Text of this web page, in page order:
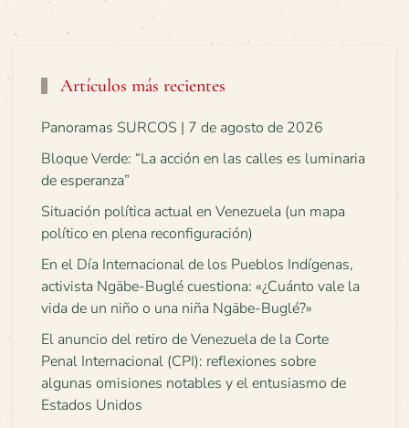
Artículos más recientes
Panoramas SURCOS | 7 de agosto de 2026
Bloque Verde: “La acción en las calles es luminaria
de esperanza”
Situación política actual en Venezuela (un mapa
político en plena reconfiguración)
En el Día Internacional de los Pueblos Indígenas,
activista Ngäbe-Buglé cuestiona: «¿Cuánto vale la
vida de un niño o una niña Ngäbe-Buglé?»
El anuncio del retiro de Venezuela de la Corte
Penal Internacional (CPI): reflexiones sobre
algunas omisiones notables y el entusiasmo de
Estados Unidos